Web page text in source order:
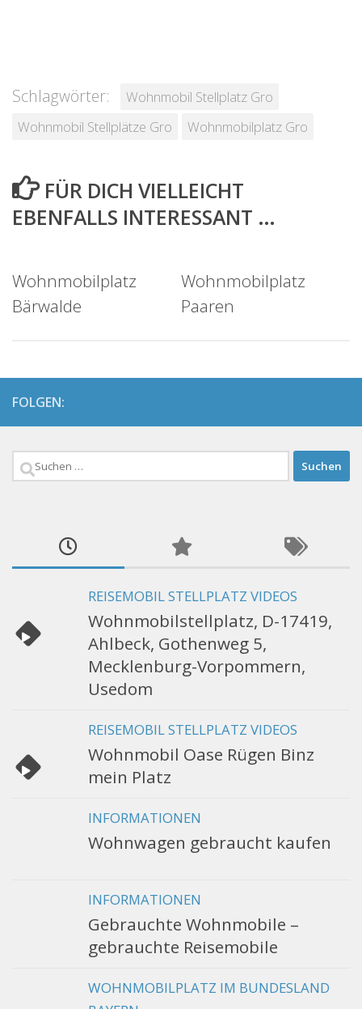
Schlagwörter:
Wohnmobil Stellplatz Gro
Wohnmobil Stellplätze Gro
Wohnmobilplatz Gro
FÜR DICH VIELLEICHT
EBENFALLS INTERESSANT …
Wohnmobilplatz
Bärwalde
Wohnmobilplatz
Paaren
FOLGEN:
Suchen
REISEMOBIL STELLPLATZ VIDEOS
Wohnmobilstellplatz, D-17419,
Ahlbeck, Gothenweg 5,
Mecklenburg-Vorpommern,
Usedom
REISEMOBIL STELLPLATZ VIDEOS
Wohnmobil Oase Rügen Binz
mein Platz
INFORMATIONEN
Wohnwagen gebraucht kaufen
INFORMATIONEN
Gebrauchte Wohnmobile –
gebrauchte Reisemobile
WOHNMOBILPLATZ IM BUNDESLAND